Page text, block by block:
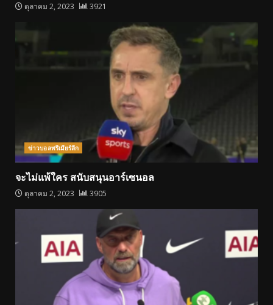
ตุลาคม 2, 2023 3921
ข่าวบอลพรีเมียร์ลีก
จะไม่แพ้ใคร สนับสนุนอาร์เซนอล
ตุลาคม 2, 2023 3905